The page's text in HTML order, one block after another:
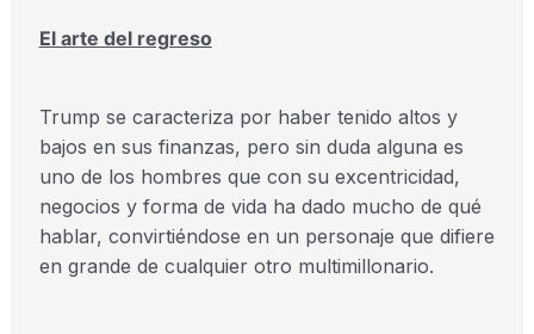
El arte del regreso
Trump se caracteriza por haber tenido altos y
bajos en sus finanzas, pero sin duda alguna es
uno de los hombres que con su excentricidad,
negocios y forma de vida ha dado mucho de qué
hablar, convirtiéndose en un personaje que difiere
en grande de cualquier otro multimillonario.